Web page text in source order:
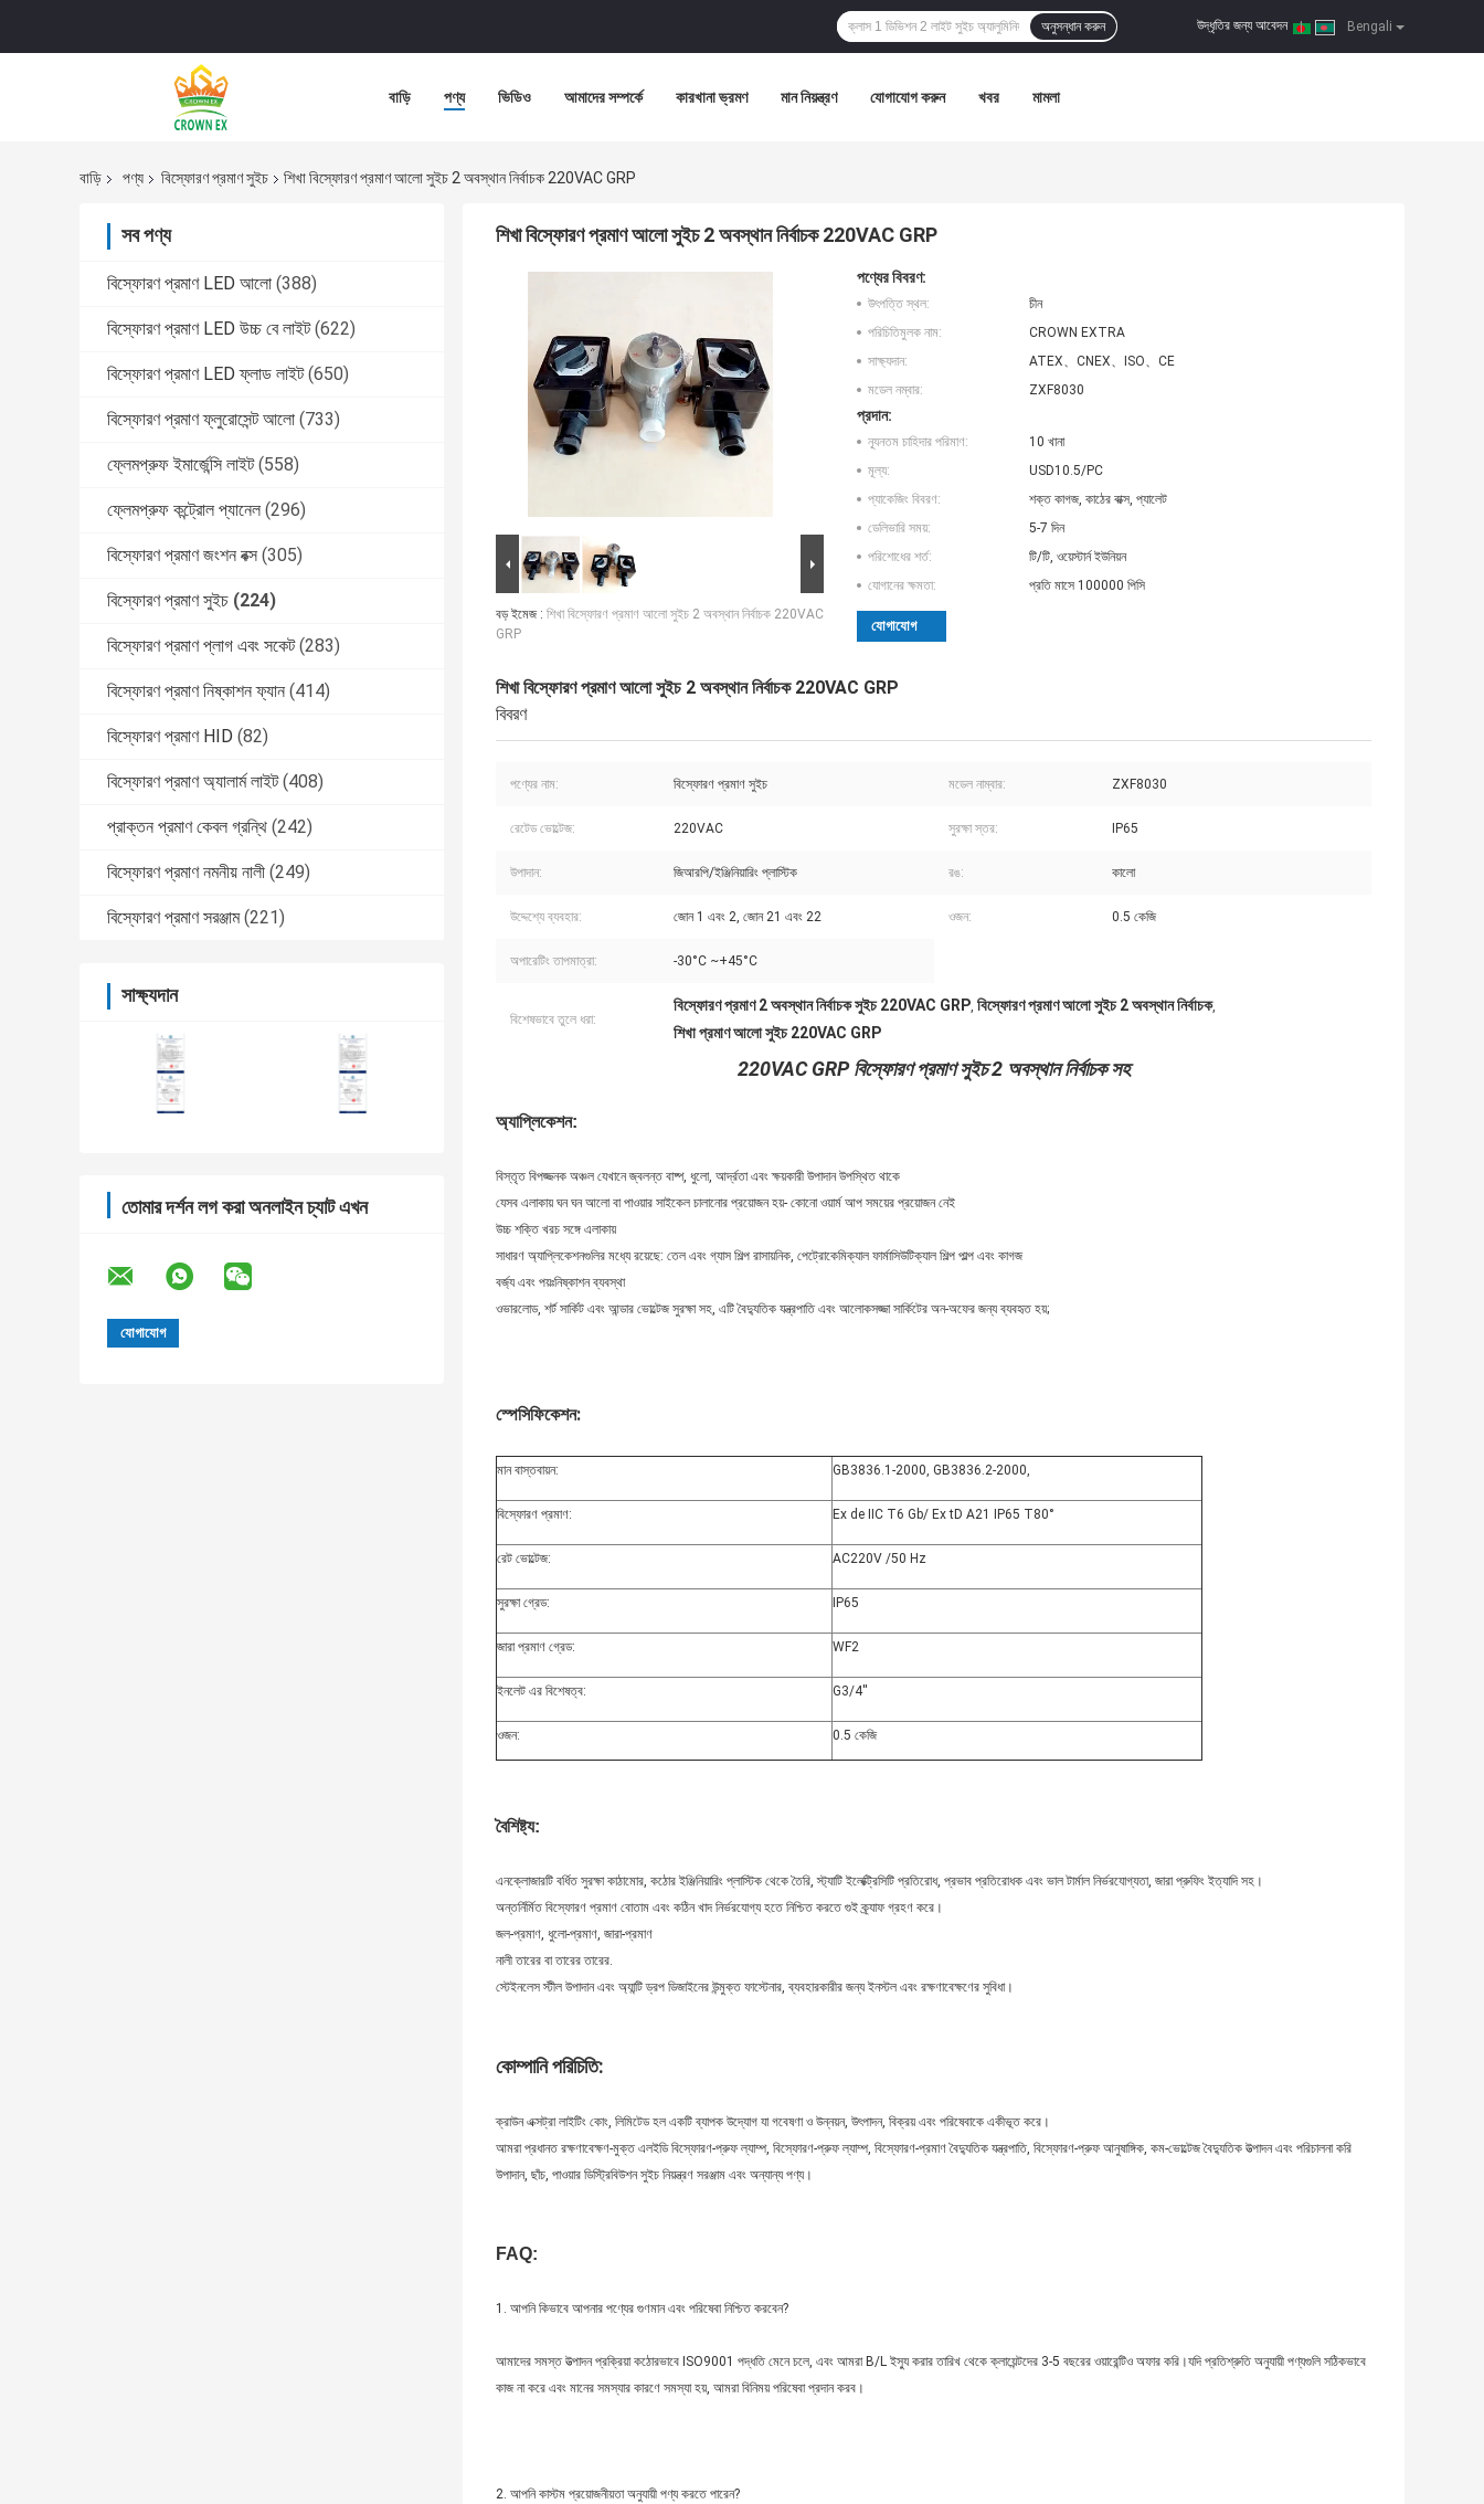
Bengali
উদ্ধৃতির জন্য আবেদন |
অনুসন্ধান করুন
বাড়ি পণ্য ভিডিও আমাদের সম্পর্কে কারখানা ভ্রমণ মান নিয়ন্ত্রণ যোগাযোগ করুন খবর মামলা
বাড়ি পণ্য বিস্ফোরণ প্রমাণ সুইচ শিখা বিস্ফোরণ প্রমাণ আলো সুইচ 2 অবস্থান নির্বাচক 220VAC GRP
সব পণ্য
বিস্ফোরণ প্রমাণ LED আলো (388)
বিস্ফোরণ প্রমাণ LED উচ্চ বে লাইট (622)
বিস্ফোরণ প্রমাণ LED ফ্লাড লাইট (650)
বিস্ফোরণ প্রমাণ ফ্লুরোসেন্ট আলো (733)
ফ্লেমপ্রুফ ইমার্জেন্সি লাইট (558)
ফ্লেমপ্রুফ কন্ট্রোল প্যানেল (296)
বিস্ফোরণ প্রমাণ জংশন বক্স (305)
বিস্ফোরণ প্রমাণ সুইচ (224)
বিস্ফোরণ প্রমাণ প্লাগ এবং সকেট (283)
বিস্ফোরণ প্রমাণ নিষ্কাশন ফ্যান (414)
বিস্ফোরণ প্রমাণ HID (82)
বিস্ফোরণ প্রমাণ অ্যালার্ম লাইট (408)
প্রাক্তন প্রমাণ কেবল গ্রন্থি (242)
বিস্ফোরণ প্রমাণ নমনীয় নালী (249)
বিস্ফোরণ প্রমাণ সরঞ্জাম (221)
সাক্ষ্যদান
তোমার দর্শন লগ করা অনলাইন চ্যাট এখন
শিখা বিস্ফোরণ প্রমাণ আলো সুইচ 2 অবস্থান নির্বাচক 220VAC GRP
বড় ইমেজ : শিখা বিস্ফোরণ প্রমাণ আলো সুইচ 2 অবস্থান নির্বাচক 220VAC
GRP
পণ্যের বিবরণ:
উৎপত্তি স্থল:
চীন
পরিচিতিমুলক নাম:
CROWN EXTRA
সাক্ষ্যদান:
ATEX、CNEX、ISO、CE
মডেল নম্বার:
ZXF8030
প্রদান:
ন্যূনতম চাহিদার পরিমাণ:
10 খানা
মূল্য:
USD10.5/PC
প্যাকেজিং বিবরণ:
শক্ত কাগজ, কাঠের বাক্স, প্যালেট
ডেলিভারি সময়:
5-7 দিন
পরিশোধের শর্ত:
টি/টি, ওয়েস্টার্ন ইউনিয়ন
যোগানের ক্ষমতা:
প্রতি মাসে 100000 পিসি
যোগাযোগ
শিখা বিস্ফোরণ প্রমাণ আলো সুইচ 2 অবস্থান নির্বাচক 220VAC GRP
বিবরণ
পণ্যের নাম: বিস্ফোরণ প্রমাণ সুইচ মডেল নাম্বার: ZXF8030
রেটেড ভোল্টেজ: 220VAC সুরক্ষা স্তর: IP65
উপাদান: জিআরপি/ইঞ্জিনিয়ারিং প্লাস্টিক রঙ: কালো
উদ্দেশ্যে ব্যবহার: জোন 1 এবং 2, জোন 21 এবং 22 ওজন: 0.5 কেজি
অপারেটিং তাপমাত্রা: -30°C ~+45°C
বিশেষভাবে তুলে ধরা:
বিস্ফোরণ প্রমাণ 2 অবস্থান নির্বাচক সুইচ 220VAC GRP, বিস্ফোরণ প্রমাণ আলো সুইচ 2 অবস্থান নির্বাচক,
শিখা প্রমাণ আলো সুইচ 220VAC GRP
220VAC GRP বিস্ফোরণ প্রমাণ সুইচ 2 অবস্থান নির্বাচক সহ
অ্যাপ্লিকেশন:
বিস্তৃত বিপজ্জনক অঞ্চল যেখানে জ্বলন্ত বাষ্প, ধুলো, আর্দ্রতা এবং ক্ষয়কারী উপাদান উপস্থিত থাকে
যেসব এলাকায় ঘন ঘন আলো বা পাওয়ার সাইকেল চালানোর প্রয়োজন হয়- কোনো ওয়ার্ম আপ সময়ের প্রয়োজন নেই
উচ্চ শক্তি খরচ সঙ্গে এলাকায়
সাধারণ অ্যাপ্লিকেশনগুলির মধ্যে রয়েছে: তেল এবং গ্যাস শিল্প রাসায়নিক, পেট্রোকেমিক্যাল ফার্মাসিউটিক্যাল শিল্প পাল্প এবং কাগজ
বর্জ্য এবং পয়ঃনিষ্কাশন ব্যবস্থা
ওভারলোড, শর্ট সার্কিট এবং আন্ডার ভোল্টেজ সুরক্ষা সহ, এটি বৈদ্যুতিক যন্ত্রপাতি এবং আলোকসজ্জা সার্কিটের অন-অফের জন্য ব্যবহৃত হয়;
স্পেসিফিকেশন:
মান বাস্তবায়ন: GB3836.1-2000, GB3836.2-2000,
বিস্ফোরণ প্রমাণ: Ex de IIC T6 Gb/ Ex tD A21 IP65 T80°
রেট ভোল্টেজ: AC220V /50 Hz
সুরক্ষা গ্রেড: IP65
জারা প্রমাণ গ্রেড: WF2
ইনলেট এর বিশেষত্ব: G3/4''
ওজন: 0.5 কেজি
বৈশিষ্ট্য:
এনক্লোজারটি বর্ধিত সুরক্ষা কাঠামোর, কঠোর ইঞ্জিনিয়ারিং প্লাস্টিক থেকে তৈরি, স্ট্যাটি ইলেক্ট্রিসিটি প্রতিরোধ, প্রভাব প্রতিরোধক এবং ভাল টার্মাল নির্ভরযোগ্যতা, জারা প্রুফিং ইত্যাদি সহ।
অন্তর্নির্মিত বিস্ফোরণ প্রমাণ বোতাম এবং কঠিন খাদ নির্ভরযোগ্য হতে নিশ্চিত করতে গুই ক্র্যাফ গ্রহণ করে।
জল-প্রমাণ, ধুলো-প্রমাণ, জারা-প্রমাণ
নালী তারের বা তারের তারের.
স্টেইনলেস স্টীল উপাদান এবং অ্যান্টি ড্রপ ডিজাইনের উন্মুক্ত ফাস্টেনার, ব্যবহারকারীর জন্য ইনস্টল এবং রক্ষণাবেক্ষণের সুবিধা।
কোম্পানি পরিচিতি:
ক্রাউন এক্সট্রা লাইটিং কোং, লিমিটেড হল একটি ব্যাপক উদ্যোগ যা গবেষণা ও উন্নয়ন, উৎপাদন, বিক্রয় এবং পরিষেবাকে একীভূত করে।
আমরা প্রধানত রক্ষণাবেক্ষণ-মুক্ত এলইডি বিস্ফোরণ-প্রুফ ল্যাম্প, বিস্ফোরণ-প্রুফ ল্যাম্প, বিস্ফোরণ-প্রমাণ বৈদ্যুতিক যন্ত্রপাতি, বিস্ফোরণ-প্রুফ আনুষাঙ্গিক, কম-ভোল্টেজ বৈদ্যুতিক উত্পাদন এবং পরিচালনা করি
উপাদান, ছাঁচ, পাওয়ার ডিস্ট্রিবিউশন সুইচ নিয়ন্ত্রণ সরঞ্জাম এবং অন্যান্য পণ্য।
FAQ:
1. আপনি কিভাবে আপনার পণ্যের গুণমান এবং পরিষেবা নিশ্চিত করবেন?
আমাদের সমস্ত উত্পাদন প্রক্রিয়া কঠোরভাবে ISO9001 পদ্ধতি মেনে চলে, এবং আমরা B/L ইস্যু করার তারিখ থেকে ক্লায়েন্টদের 3-5 বছরের ওয়ারেন্টিও অফার করি।যদি প্রতিশ্রুতি অনুযায়ী পণ্যগুলি সঠিকভাবে
কাজ না করে এবং মানের সমস্যার কারণে সমস্যা হয়, আমরা বিনিময় পরিষেবা প্রদান করব।
2. আপনি কাস্টম প্রয়োজনীয়তা অনুযায়ী পণ্য করতে পারেন?